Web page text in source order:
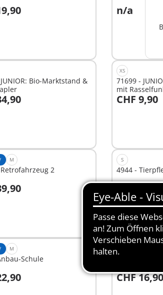
Warenkorb
n/a
Bio-Marktstand &
Warenkorb
XS
71699 -
mit
CHF 9,90
In den
M
2
Warenkorb
S
4944 -
In den
M
Schule
Warenkorb
CHF 16,90
In den